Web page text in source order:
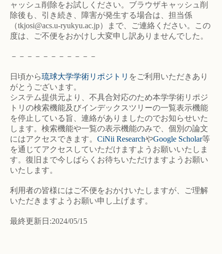
ャッシュ削除をお試しください。ブラウザキャッシュ削
除後も、引き続き、障害が発生する場合は、担当係
（tkjosi@acs.u-ryukyu.ac.jp）まで、ご連絡ください。この
度は、ご不便をおかけし大変申し訳ありませんでした。
－－－－－－－－－－－
日頃から琉球大学学術リポジトリ をご利用いただきあり
がとうございます。
システム提供元より、不具合対応のため本学学術リポジ
トリの検索機能及びインデックスツリーの一覧表示機能
を停止している旨、連絡がありましたのでお知らせいた
します。検索機能や一覧の表示機能のみで、個別の論文
にはアクセスできます。 CiNii ResearchやGoogle Scholar等
を通じてアクセスしていただけますようお願いいたしま
す。復旧まで今しばらくお待ちいただけますようお願い
いたします。
利用者の皆様にはご不便をおかけいたしますが、ご理解
いただきますようお願い申し上げます。
最終更新日:2024/05/15